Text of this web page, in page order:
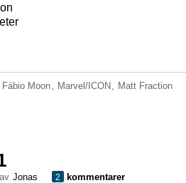
Fábio Moon, Marvel/ICON , Matt Fraction
Jonas 2 kommentarer